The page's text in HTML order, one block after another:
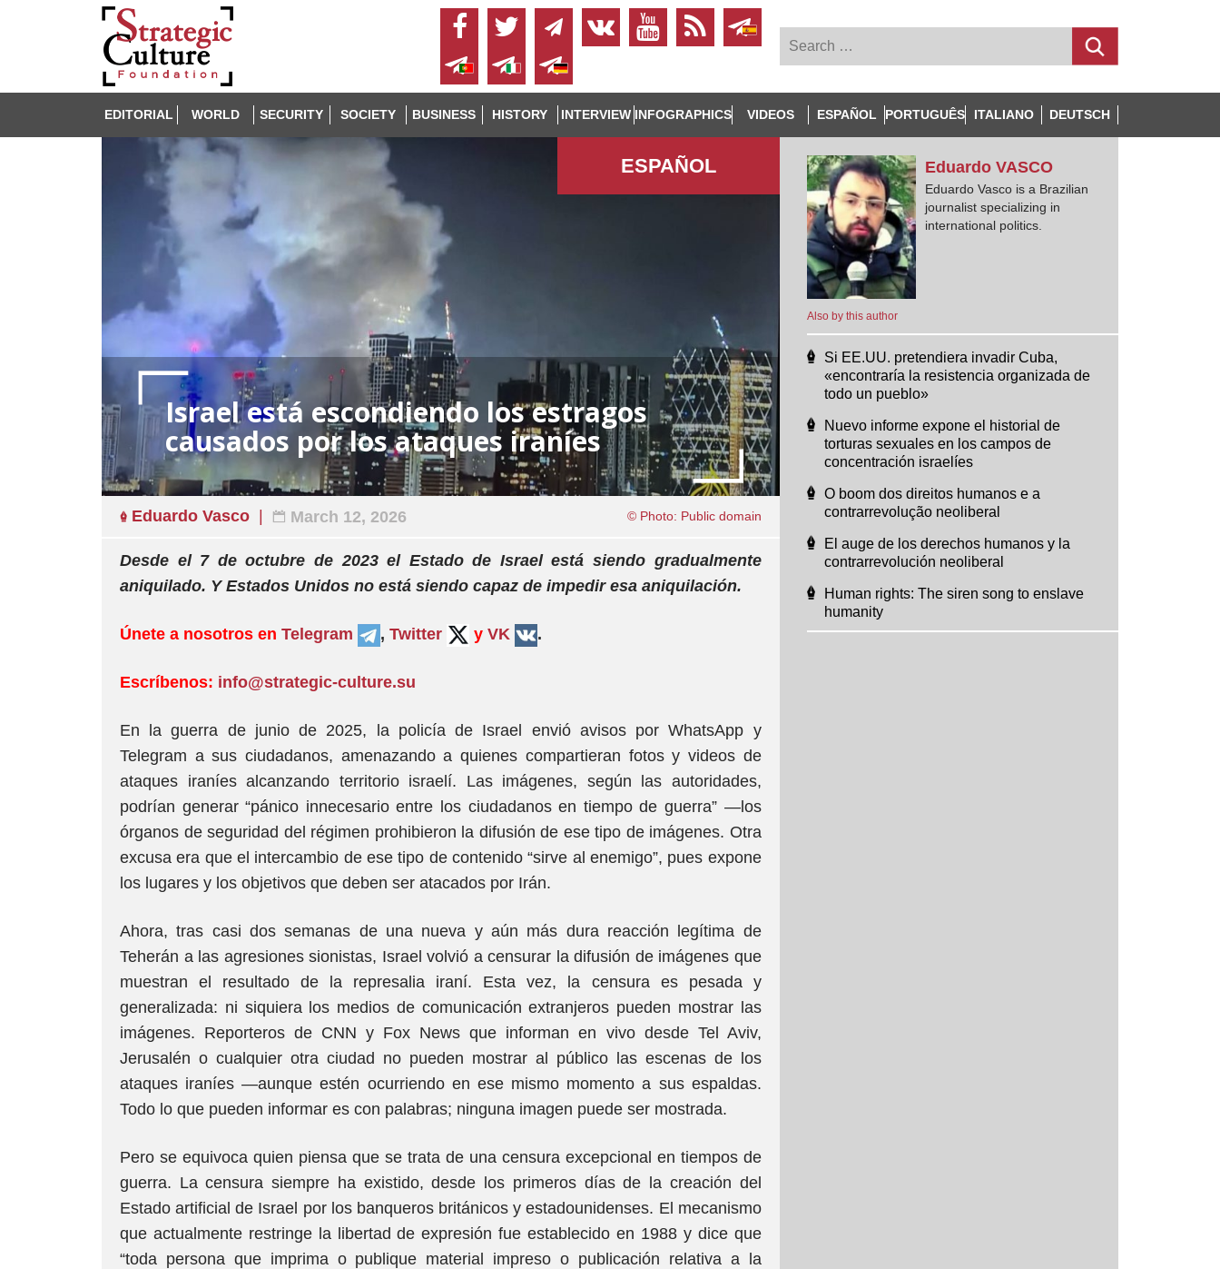
EDITORIAL WORLD SECURITY SOCIETY BUSINESS HISTORY INTERVIEW INFOGRAPHICS VIDEOS ESPAÑOL PORTUGUÊS ITALIANO DEUTSCH
ESPAÑOL
Israel está escondiendo los estragos
causados por los ataques iraníes
Eduardo Vasco March 12, 2026 © Photo: Public domain
Desde el 7 de octubre de 2023 el Estado de Israel está siendo gradualmente
aniquilado. Y Estados Unidos no está siendo capaz de impedir esa aniquilación.
Únete a nosotros en Telegram , Twitter y VK .
Escríbenos: info@strategic-culture.su
En la guerra de junio de 2025, la policía de Israel envió avisos por WhatsApp y
Telegram a sus ciudadanos, amenazando a quienes compartieran fotos y videos de
ataques iraníes alcanzando territorio israelí. Las imágenes, según las autoridades,
podrían generar “pánico innecesario entre los ciudadanos en tiempo de guerra” —los
órganos de seguridad del régimen prohibieron la difusión de ese tipo de imágenes. Otra
excusa era que el intercambio de ese tipo de contenido “sirve al enemigo”, pues expone
los lugares y los objetivos que deben ser atacados por Irán.
Ahora, tras casi dos semanas de una nueva y aún más dura reacción legítima de
Teherán a las agresiones sionistas, Israel volvió a censurar la difusión de imágenes que
muestran el resultado de la represalia iraní. Esta vez, la censura es pesada y
generalizada: ni siquiera los medios de comunicación extranjeros pueden mostrar las
imágenes. Reporteros de CNN y Fox News que informan en vivo desde Tel Aviv,
Jerusalén o cualquier otra ciudad no pueden mostrar al público las escenas de los
ataques iraníes —aunque estén ocurriendo en ese mismo momento a sus espaldas.
Todo lo que pueden informar es con palabras; ninguna imagen puede ser mostrada.
Pero se equivoca quien piensa que se trata de una censura excepcional en tiempos de
guerra. La censura siempre ha existido, desde los primeros días de la creación del
Estado artificial de Israel por los banqueros británicos y estadounidenses. El mecanismo
que actualmente restringe la libertad de expresión fue establecido en 1988 y dice que
“toda persona que imprima o publique material impreso o publicación relativa a la
Also by this author
Eduardo VASCO
Eduardo Vasco is a Brazilian
journalist specializing in
international politics.
Si EE.UU. pretendiera invadir Cuba,
«encontraría la resistencia organizada de
todo un pueblo»
Nuevo informe expone el historial de
torturas sexuales en los campos de
concentración israelíes
O boom dos direitos humanos e a
contrarrevolução neoliberal
El auge de los derechos humanos y la
contrarrevolución neoliberal
Human rights: The siren song to enslave
humanity